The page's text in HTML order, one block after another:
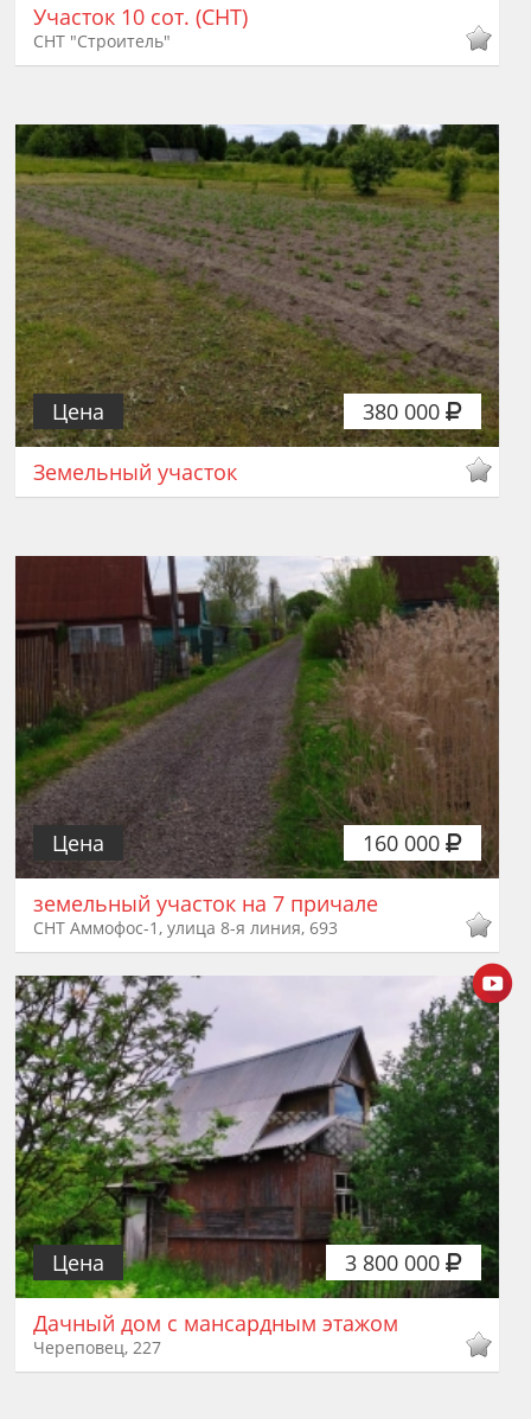
Участок 10 сот. (СНТ)
СНТ "Строитель"
380 000
Цена
Земельный участок
160 000
Цена
земельный участок на 7 причале
СНТ Аммофос-1, улица 8-я линия, 693
3 800 000
Цена
Дачный дом с мансардным этажом
Череповец, 227